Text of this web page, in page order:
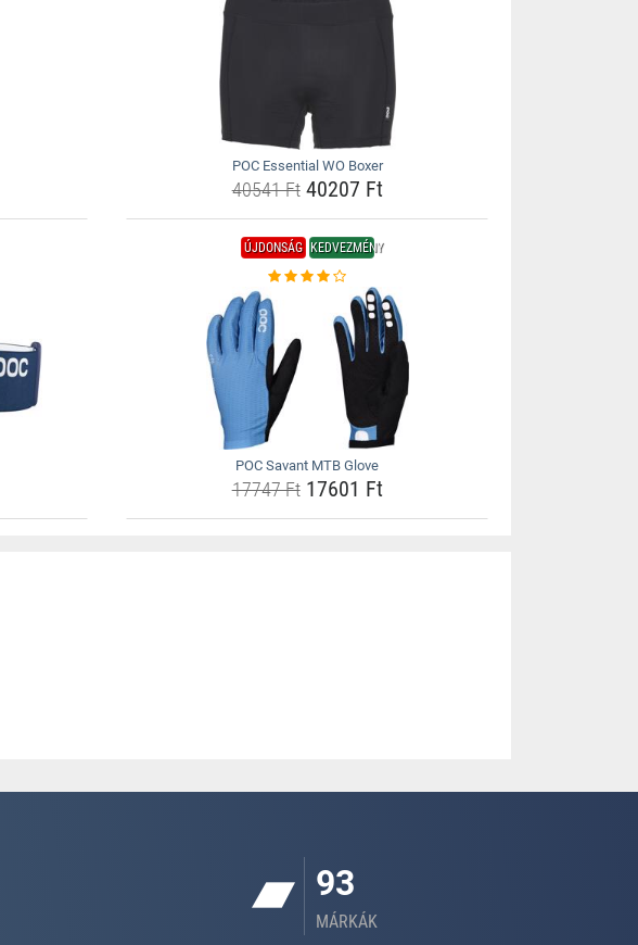
POC Essential WO Boxer
40541 Ft40207 Ft
ÚJDONSÁG KEDVEZMÉNY
POC Savant MTB Glove
17747 Ft17601 Ft
93
MÁRKÁK